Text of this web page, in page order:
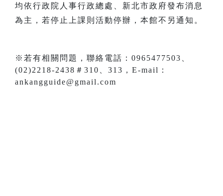
均依行政院人事行政總處、新北市政府發布消息
為主，若停止上課則活動停辦，本館不另通知。
※若有相關問題，聯絡電話：0965477503、
(02)2218-2438＃310、313，E-mail：
ankangguide@gmail.com